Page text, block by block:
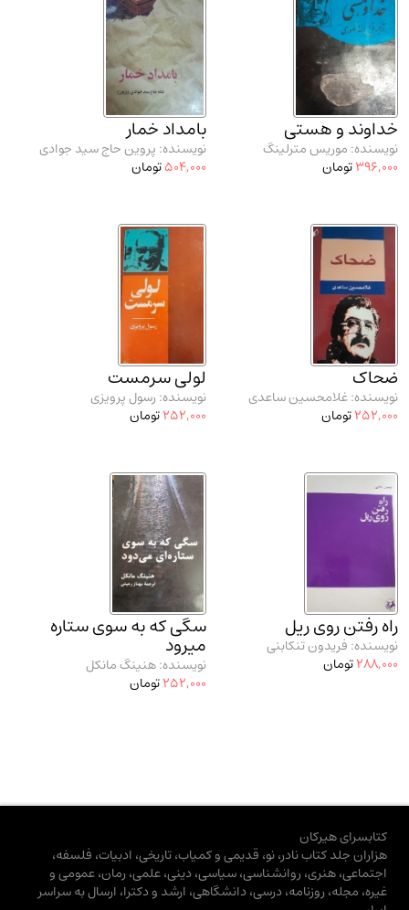
خداوند و هستی
نویسنده: موریس مترلینگ
396,000تومان
بامداد خمار
نویسنده: پروین حاج سید جوادی
504,000تومان
ضحاک
نویسنده: غلامحسین ساعدی
252,000تومان
لولی سرمست
نویسنده: رسول پرویزی
252,000تومان
راه رفتن روی ریل
نویسنده: فریدون تنکابنی
288,000تومان
سگی که به سوی ستاره
میرود
نویسنده: هنینگ مانکل
252,000تومان
کتابسرای هیرکان
هزاران جلد کتاب نادر، نو، قدیمی و کمیاب، تاریخی، ادبیات، فلسفه،
اجتماعی، هنری، روانشناسی، سیاسی، دینی، علمی، رمان، عمومی و
غیره، مجله، روزنامه، درسی، دانشگاهی، ارشد و دکترا، ارسال به سراسر